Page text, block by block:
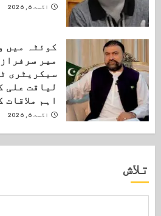
اگست 6, 2026
کوئٹہ میں
میر
سیکریٹری
لیاقت علی
اہم ملاقات
اگست 6, 2026
تلاش